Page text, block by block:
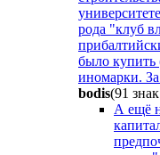
рода "клуб
было купить
иномарки.
bodis(91
А ещё